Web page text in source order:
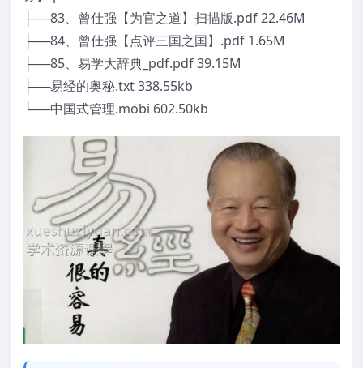
├──83、曾仕强【为官之道】扫描版.pdf 22.46M
├──84、曾仕强【点评三国之国】.pdf 1.65M
├──85、易学大辞典_pdf.pdf 39.15M
├──易经的奥秘.txt 338.55kb
└──中国式管理.mobi 602.50kb